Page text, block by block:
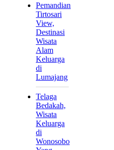
Pemandian
Tirtosari
View,
Destinasi
Wisata
Alam
Keluarga
di
Lumajang
Telaga
Bedakah,
Wisata
Keluarga
di
Wonosobo